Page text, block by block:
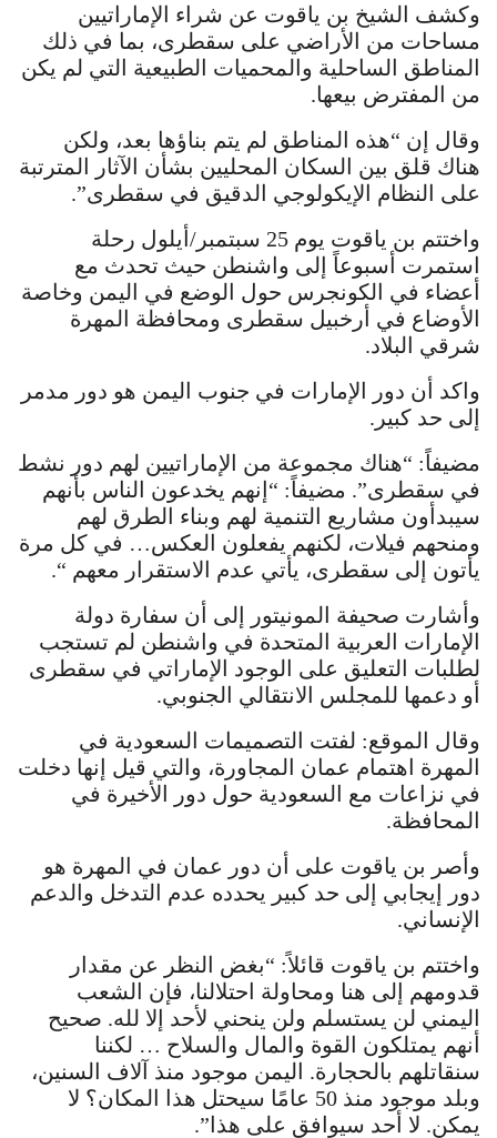
وكشف الشيخ بن ياقوت عن شراء الإماراتيين
مساحات من الأراضي على سقطرى، بما في ذلك
المناطق الساحلية والمحميات الطبيعية التي لم يكن
من المفترض بيعها.
وقال إن “هذه المناطق لم يتم بناؤها بعد، ولكن
هناك قلق بين السكان المحليين بشأن الآثار المترتبة
على النظام الإيكولوجي الدقيق في سقطرى”.
واختتم بن ياقوت يوم 25 سبتمبر/أيلول رحلة
استمرت أسبوعاً إلى واشنطن حيث تحدث مع
أعضاء في الكونجرس حول الوضع في اليمن وخاصة
الأوضاع في أرخبيل سقطرى ومحافظة المهرة
شرقي البلاد.
واكد أن دور الإمارات في جنوب اليمن هو دور مدمر
إلى حد كبير.
مضيفاً: “هناك مجموعة من الإماراتيين لهم دور نشط
في سقطرى”. مضيفاً: “إنهم يخدعون الناس بأنهم
سيبدأون مشاريع التنمية لهم وبناء الطرق لهم
ومنحهم فيلات، لكنهم يفعلون العكس… في كل مرة
يأتون إلى سقطرى، يأتي عدم الاستقرار معهم “.
وأشارت صحيفة المونيتور إلى أن سفارة دولة
الإمارات العربية المتحدة في واشنطن لم تستجب
لطلبات التعليق على الوجود الإماراتي في سقطرى
أو دعمها للمجلس الانتقالي الجنوبي.
وقال الموقع: لفتت التصميمات السعودية في
المهرة اهتمام عمان المجاورة، والتي قيل إنها دخلت
في نزاعات مع السعودية حول دور الأخيرة في
المحافظة.
وأصر بن ياقوت على أن دور عمان في المهرة هو
دور إيجابي إلى حد كبير يحدده عدم التدخل والدعم
الإنساني.
واختتم بن ياقوت قائلاً: “بغض النظر عن مقدار
قدومهم إلى هنا ومحاولة احتلالنا، فإن الشعب
اليمني لن يستسلم ولن ينحني لأحد إلا لله. صحيح
أنهم يمتلكون القوة والمال والسلاح … لكننا
سنقاتلهم بالحجارة. اليمن موجود منذ آلاف السنين،
وبلد موجود منذ 50 عامًا سيحتل هذا المكان؟ لا
يمكن. لا أحد سيوافق على هذا”.